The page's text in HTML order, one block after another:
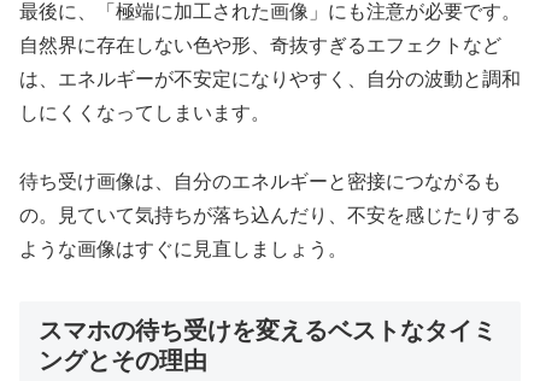
最後に、「極端に加工された画像」にも注意が必要です。
自然界に存在しない色や形、奇抜すぎるエフェクトなど
は、エネルギーが不安定になりやすく、自分の波動と調和
しにくくなってしまいます。
待ち受け画像は、自分のエネルギーと密接につながるも
の。見ていて気持ちが落ち込んだり、不安を感じたりする
ような画像はすぐに見直しましょう。
スマホの待ち受けを変えるベストなタイミ
ングとその理由